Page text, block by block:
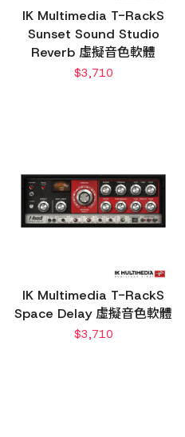
IK Multimedia T-RackS
Sunset Sound Studio
Reverb 虛擬音色軟體
$3,710
IK Multimedia T-RackS
Space Delay 虛擬音色軟體
$3,710